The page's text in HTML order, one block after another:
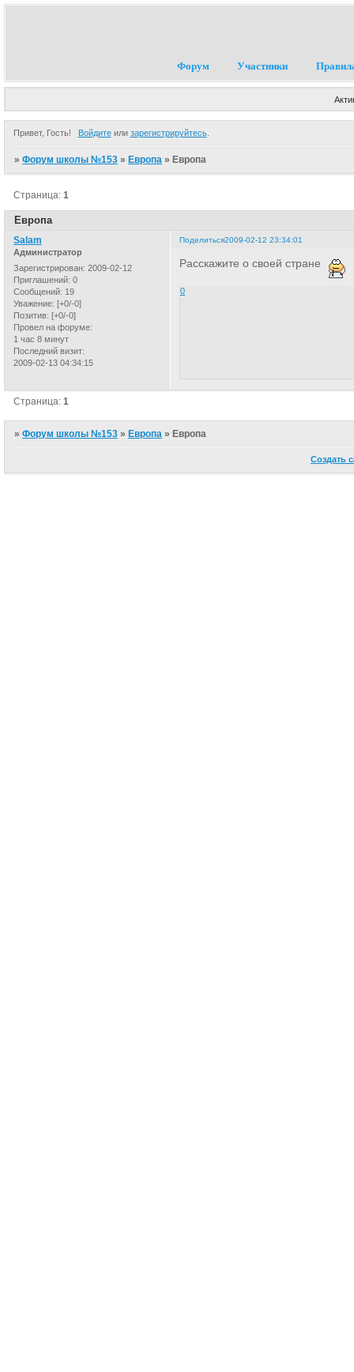
Форум Участники
Привет, Гость! Войдитеили зарегистрируйтесь.
»Форум школы №153 » Европа » Европа
Европа
Страница:1
Поделиться2009-02-12 23:34:01
Salam
Администратор
Зарегистрирован: 2009-02-12
Приглашений: 0
Сообщений: 19
Уважение: [+0/-0]
Позитив: [+0/-0]
Провел на форуме:
1 час 8 минут
Последний визит:
2009-02-13 04:34:15
Расскажите о своей стране
0
Страница:1
»Форум школы №153 » Европа » Европа
Создать